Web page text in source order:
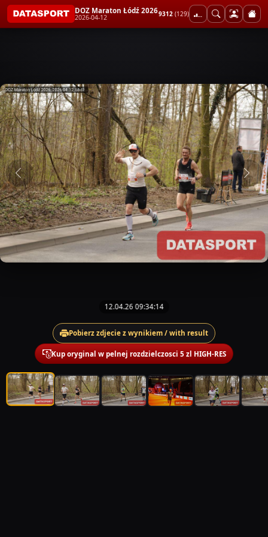
DOZ Maraton Łódź 2026
2026-04-12 9312 (129)
12.04.26 09:34:14
Pobierz zdjecie z wynikiem / with result
Kup oryginal w pelnej rozdzielczosci 5 zl HIGH-RES